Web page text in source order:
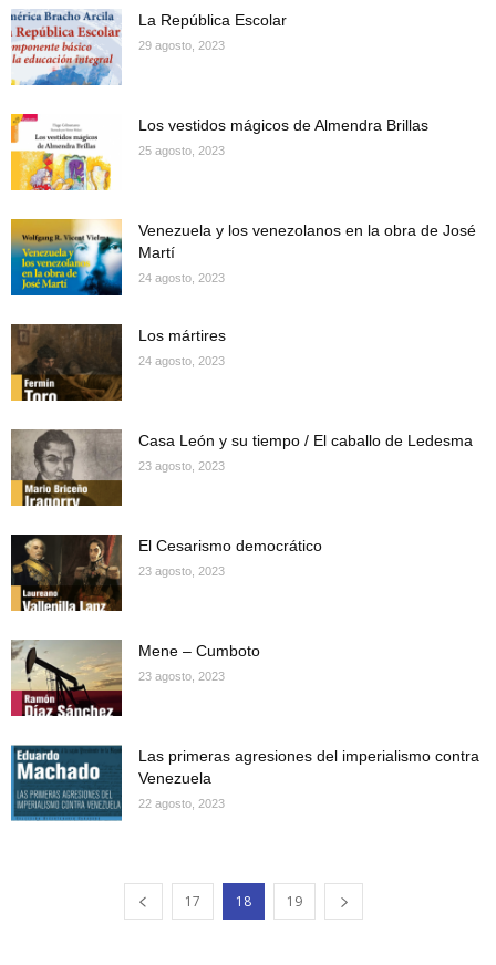
La República Escolar
29 agosto, 2023
Los vestidos mágicos de Almendra Brillas
25 agosto, 2023
Venezuela y los venezolanos en la obra de José
Martí
24 agosto, 2023
Los mártires
24 agosto, 2023
Casa León y su tiempo / El caballo de Ledesma
23 agosto, 2023
El Cesarismo democrático
23 agosto, 2023
Mene – Cumboto
23 agosto, 2023
Las primeras agresiones del imperialismo contra
Venezuela
22 agosto, 2023
17 18 19